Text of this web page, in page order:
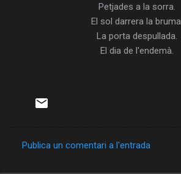
Petjades a la sorra.
El sol darrera la bruma.
La porta despullada.
El dia de l'endemà.
Publica un comentari a l'entrada